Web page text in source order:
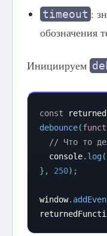
timeout :
обозначения
Инициируем
const
debounce(
// Что то
  console
. log(
} , 250) ;
window.